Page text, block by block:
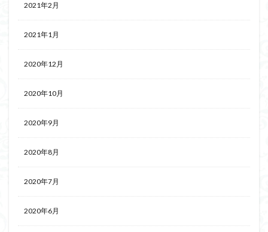
2021年2月
2021年1月
2020年12月
2020年10月
2020年9月
2020年8月
2020年7月
2020年6月